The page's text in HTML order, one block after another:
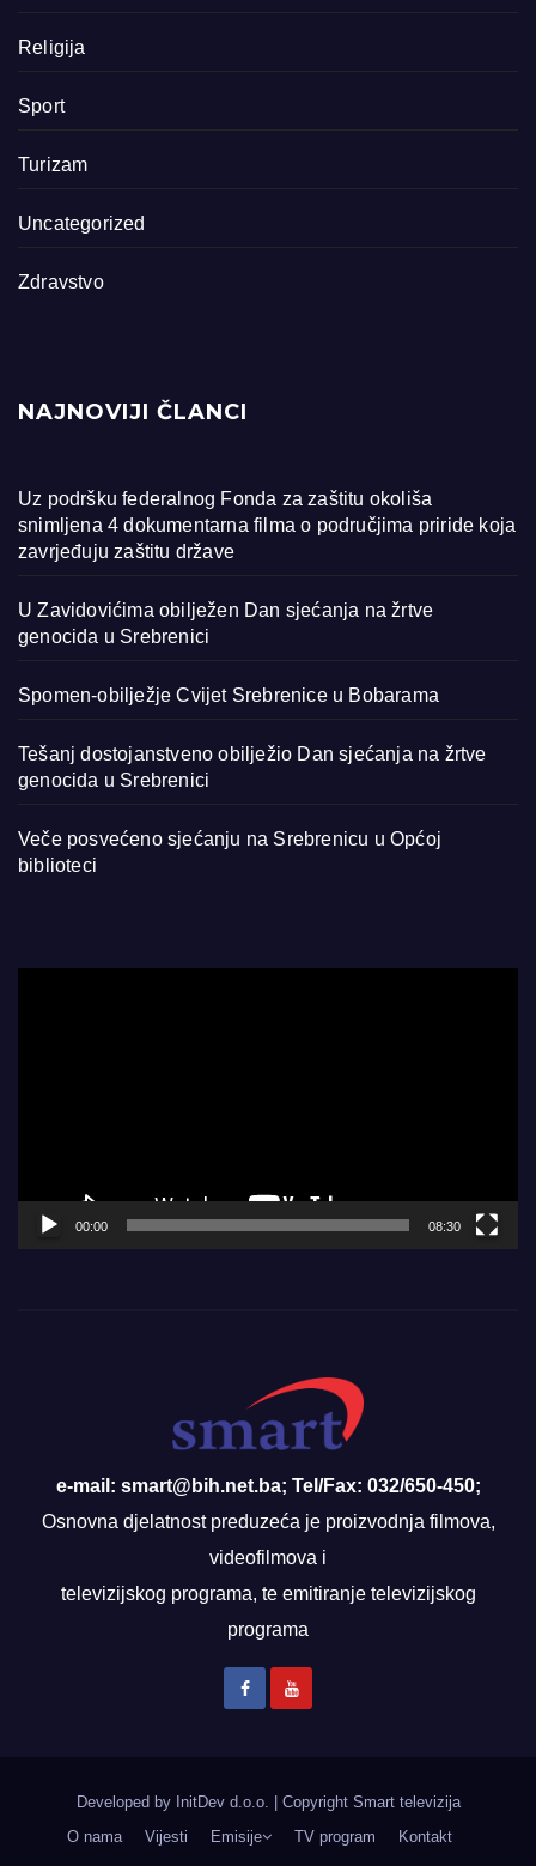
Religija
Sport
Turizam
Uncategorized
Zdravstvo
NAJNOVIJI ČLANCI
Uz podršku federalnog Fonda za zaštitu okoliša
snimljena 4 dokumentarna filma o područjima priride koja
zavrjeđuju zaštitu države
U Zavidovićima obilježen Dan sjećanja na žrtve
genocida u Srebrenici
Spomen-obilježje Cvijet Srebrenice u Bobarama
Tešanj dostojanstveno obilježio Dan sjećanja na žrtve
genocida u Srebrenici
Veče posvećeno sjećanju na Srebrenicu u Općoj
biblioteci
00:00 08:30
e-mail: smart@bih.net.ba; Tel/Fax: 032/650-450;
Osnovna djelatnost preduzeća je proizvodnja filmova,
videofilmova i
televizijskog programa, te emitiranje televizijskog
programa
Developed by InitDev d.o.o.
Copyright Smart televizija
O nama
Vijesti Emisije TV program Kontakt